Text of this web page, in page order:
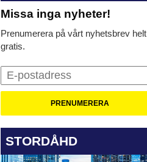
Missa inga nyheter!
Prenumerera på vårt nyhetsbrev helt
gratis.
STORDÅHD